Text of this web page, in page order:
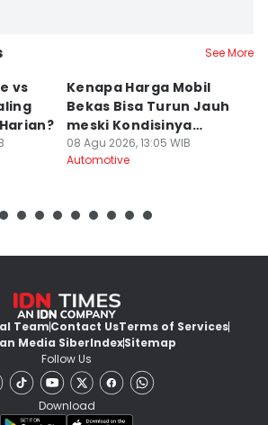
See More
vs
Kenapa Harga Mobil
Bekas Bisa Turun Jauh
meski Kondisinya
Bagus?
08 Agu 2026, 13:05 WIB
Automotive
TeamContact UsTerms of Services
Media SiberIndexSitemap
Follow Us
Download